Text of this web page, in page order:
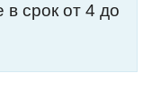
срок от 4 до